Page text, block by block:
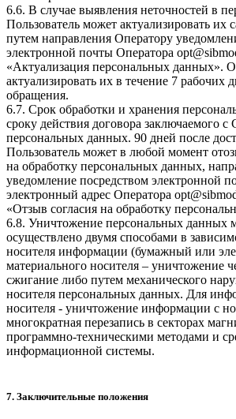
6.6. В случае выявления неточностей в
Пользователь может актуализировать их
путем направления Оператору
электронной почты Оператора
«Актуализация персональных данных».
актуализировать их в течение 7 рабочих
обращения.
6.7. Срок обработки и хранения
сроку действия договора заключаемого с
персональных данных. 90 дней после
Пользователь может в любой момент
на обработку персональных данных,
уведомление посредством электронной
электронный адрес Оператора
«Отзыв согласия на обработку
6.8. Уничтожение персональных данных
осуществлено двумя способами в
носителя информации (бумажный или
материального носителя – уничтожение
сжигание либо путем механического
носителя персональных данных. Для
носителя - уничтожение информации с
многократная перезапись в секторах
программно-техническими методами и
информационной системы.
7. Заключительные положения